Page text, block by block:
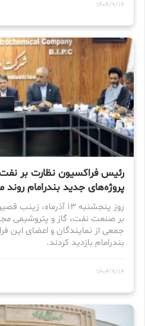
1404/9/14
رئیس فراکسیون نظارت بر
پروژ‌ه‌های جدید بندرامام روند
روز پنجشنبه ۱۳
بر صنعت نفت، گاز و پتروشیمی
جمعی از نمایندگان و اعضای این
بندرامام بازدید کردند.
1404/9/14